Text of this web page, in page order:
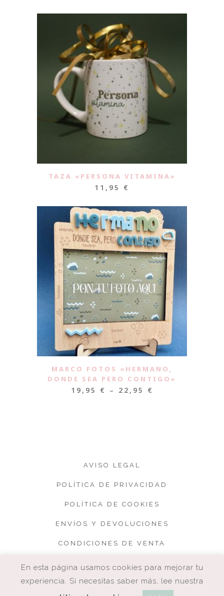
TAZA «PERSONA VITAMINA»
11,95 €
MARCO FOTOS «HERMANO,
DONDE SEA PERO CONTIGO»
19,95 € – 22,95 €
AVISO LEGAL
POLÍTICA DE PRIVACIDAD
POLÍTICA DE COOKIES
ENVÍOS Y DEVOLUCIONES
CONDICIONES DE VENTA
En esta página usamos cookies para mejorar tu
experiencia. Si necesitas saber más, lee nuestra